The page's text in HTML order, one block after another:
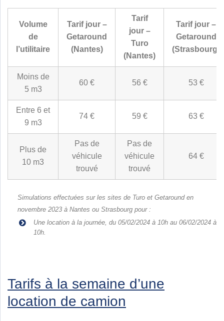
Volume
de
l’utilitaire
Tarif jour –
Getaround
(Nantes)
Tarif
jour –
Turo
(Nantes)
Tarif jour –
Getaround
(Strasbourg)
Moins de
5 m3
60 € 56 € 53 €
Entre 6 et
9 m3
74 € 59 € 63 €
Plus de
10 m3
Pas de
véhicule
trouvé
Pas de
véhicule
trouvé
64 €
Simulations effectuées sur les sites de Turo et Getaround en
novembre 2023 à Nantes ou Strasbourg pour :
Une location à la journée, du 05/02/2024 à 10h au 06/02/2024 à
10h.
Tarifs à la semaine d’une
location de camion